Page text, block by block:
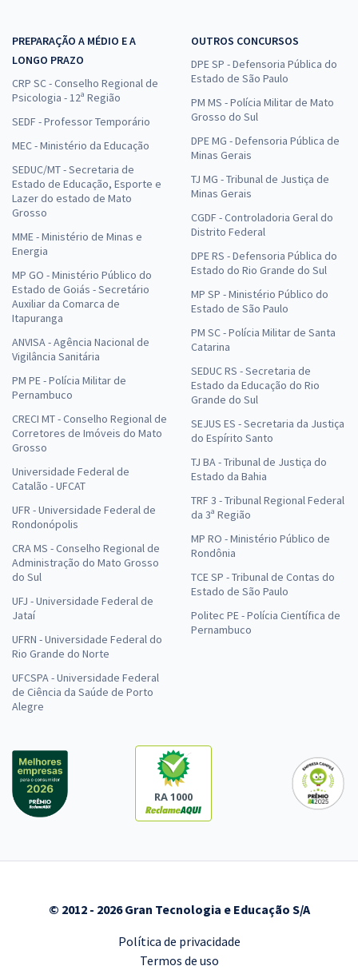
PREPARAÇÃO A MÉDIO E A
LONGO PRAZO
CRP SC - Conselho Regional de
Psicologia - 12ª Região
SEDF - Professor Temporário
MEC - Ministério da Educação
SEDUC/MT - Secretaria de
Estado de Educação, Esporte e
Lazer do estado de Mato
Grosso
MME - Ministério de Minas e
Energia
MP GO - Ministério Público do
Estado de Goiás - Secretário
Auxiliar da Comarca de
Itapuranga
ANVISA - Agência Nacional de
Vigilância Sanitária
PM PE - Polícia Militar de
Pernambuco
CRECI MT - Conselho Regional de
Corretores de Imóveis do Mato
Grosso
Universidade Federal de
Catalão - UFCAT
UFR - Universidade Federal de
Rondonópolis
CRA MS - Conselho Regional de
Administração do Mato Grosso
do Sul
UFJ - Universidade Federal de
Jataí
UFRN - Universidade Federal do
Rio Grande do Norte
UFCSPA - Universidade Federal
de Ciência da Saúde de Porto
Alegre
OUTROS CONCURSOS
DPE SP - Defensoria Pública do
Estado de São Paulo
PM MS - Polícia Militar de Mato
Grosso do Sul
DPE MG - Defensoria Pública de
Minas Gerais
TJ MG - Tribunal de Justiça de
Minas Gerais
CGDF - Controladoria Geral do
Distrito Federal
DPE RS - Defensoria Pública do
Estado do Rio Grande do Sul
MP SP - Ministério Público do
Estado de São Paulo
PM SC - Polícia Militar de Santa
Catarina
SEDUC RS - Secretaria de
Estado da Educação do Rio
Grande do Sul
SEJUS ES - Secretaria da Justiça
do Espírito Santo
TJ BA - Tribunal de Justiça do
Estado da Bahia
TRF 3 - Tribunal Regional Federal
da 3ª Região
MP RO - Ministério Público de
Rondônia
TCE SP - Tribunal de Contas do
Estado de São Paulo
Politec PE - Polícia Científica de
Pernambuco
RA 1000
© 2012 - 2026 Gran Tecnologia e Educação S/A
Política de privacidade
Termos de uso